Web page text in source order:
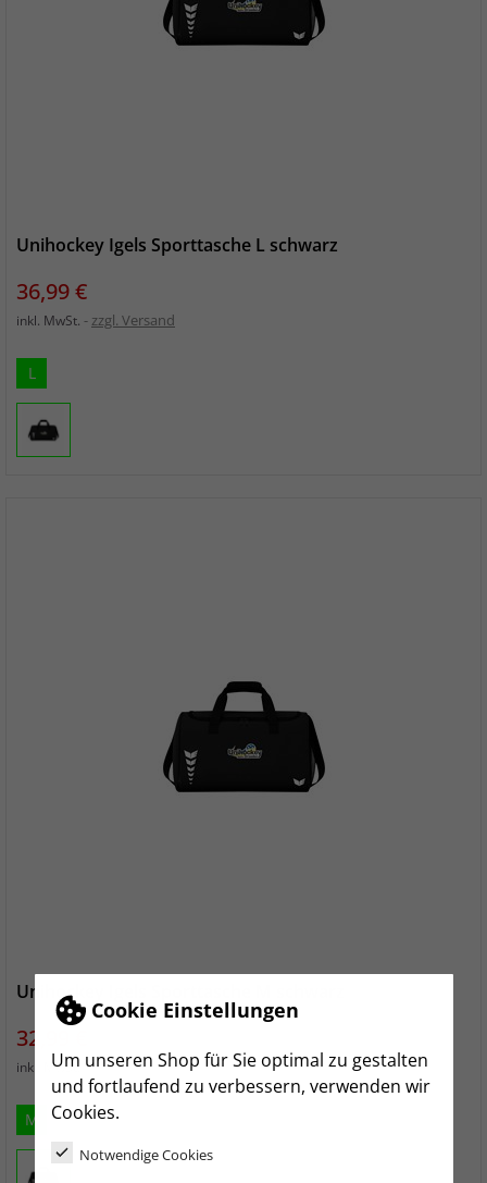
Cookie Einstellungen
Um unseren Shop für Sie optimal zu gestalten
und fortlaufend zu verbessern, verwenden wir
Cookies.
Notwendige Cookies
Unihockey Igels Sporttasche L schwarz
Preis
36,99 €
inkl. MwSt. zzgl. Versand
L
Unihockey Igels Sporttasche M schwarz
Preis
32,99 €
inkl. MwSt. zzgl. Versand
M